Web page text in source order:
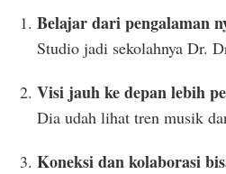
Belajar dari pengalaman
Studio jadi sekolahnya Dr.
Visi jauh ke depan lebih
Dia udah lihat tren musik
Koneksi dan kolaborasi